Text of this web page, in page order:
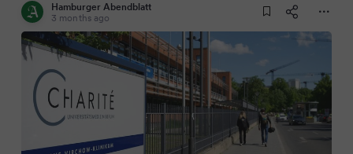
Hamburger Abendblatt
3 months ago